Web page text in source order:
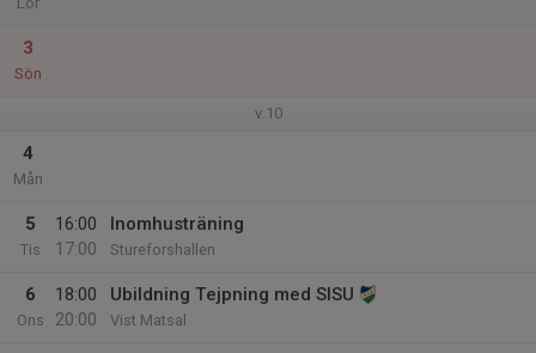
3
Sön
v.10
4
Mån
5
Tis
16:00
17:00
Inomhusträning
Stureforshallen
6
Ons
18:00
20:00
Ubildning Tejpning med SISU
Vist Matsal